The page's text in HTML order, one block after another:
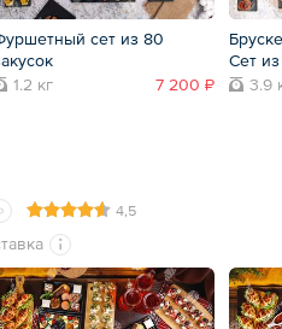
сет из 80
1.2 кг
7 200 ₽
Сет
3.9
4,5